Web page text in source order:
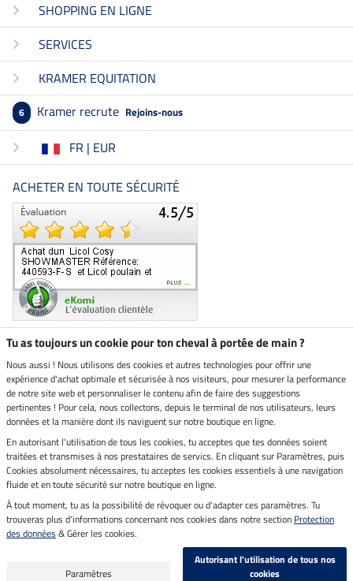
SHOPPING EN LIGNE
SERVICES
KRAMER EQUITATION
6 Kramer recrute Rejoins-nous
FR | EUR
ACHETER EN TOUTE SÉCURITÉ
Boutique climatiquement
neutre
Livraison par
Paiement sécurisé
Mentions légales
Dernière actualisation le 09.08.2026 à 14:26
Tous les prix s'entendent TVA incluse et
frais de port en sus
Tu as toujours un cookie pour ton cheval à portée de main ?
Nous aussi ! Nous utilisons des cookies et autres technologies pour offrir une
expérience d'achat optimale et sécurisée à nos visiteurs, pour mesurer la performance
de notre site web et personnaliser le contenu afin de faire des suggestions
pertinentes ! Pour cela, nous collectons, depuis le terminal de nos utilisateurs, leurs
données et la manière dont ils naviguent sur notre boutique en ligne.
En autorisant l'utilisation de tous les cookies, tu acceptes que tes données soient
traitées et transmises à nos prestataires de servics. En cliquant sur Paramètres, puis
Cookies absolument nécessaires, tu acceptes les cookies essentiels à une navigation
fluide et en toute sécurité sur notre boutique en ligne.
À tout moment, tu as la possibilité de révoquer ou d'adapter ces paramètres. Tu
trouveras plus d'informations concernant nos cookies dans notre section Protection
des données & Gérer les cookies.
Paramètres
Autorisant l'utilisation de tous nos
cookies